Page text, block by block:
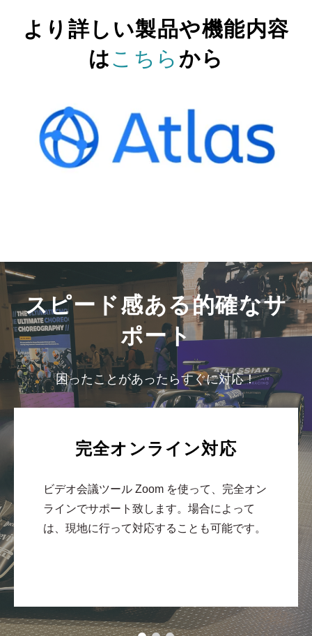
より詳しい製品や機能内容
はこちら から
スピード感ある的確なサ
ポート
困ったことがあったらすぐに対応！
完全オンライン対応
ビデオ会議ツール Zoom を使って、完全オン
ラインでサポート致します。場合によって
は、現地に行って対応することも可能です。